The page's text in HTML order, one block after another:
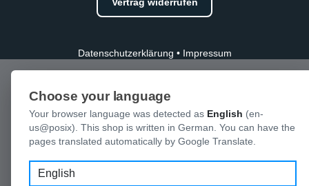
Datenschutzerklärung • Impressum
Choose your language
Your browser language was detected as English (en-
us@posix). This shop is written in German. You can have the
pages translated automatically by Google Translate.
Language